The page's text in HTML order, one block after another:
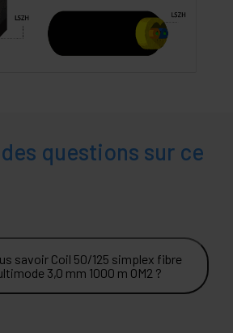
questions sur ce
savoir Coil 50/125 simplex fibre
3,0 mm 1000 m OM2 ?